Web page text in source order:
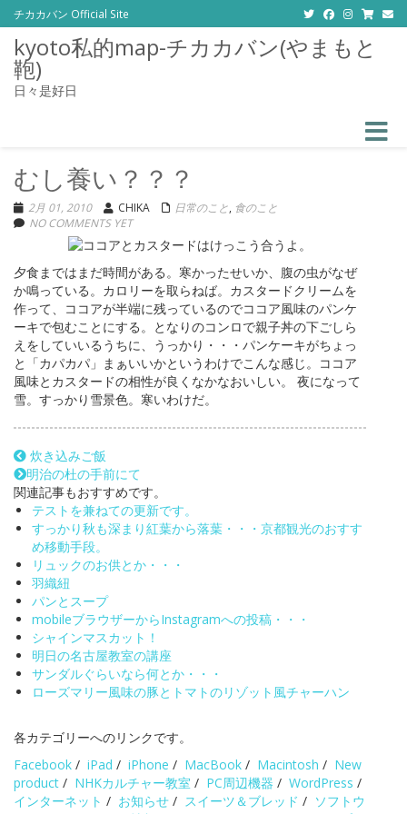
チカカバン Official Site
kyoto私的map-チカカバン(やまもと
鞄)
日々是好日
むし養い？？？
2月 01, 2010 CHIKA 日常のこと, 食のこと
NO COMMENTS YET
夕食まではまだ時間がある。寒かったせいか、腹の虫がなぜ
か鳴っている。カロリーを取らねば。カスタードクリームを
作って、ココアが半端に残っているのでココア風味のパンケ
ーキで包むことにする。となりのコンロで親子丼の下ごしら
えをしていいるうちに、うっかり・・・パンケーキがちょっ
と「カパカパ」まぁいいかというわけでこんな感じ。ココア
風味とカスタードの相性が良くなかなおいしい。 夜になって
雪。すっかり雪景色。寒いわけだ。
炊き込みご飯
明治の杜の手前にて
関連記事もおすすめです。
テストを兼ねての更新です。
すっかり秋も深まり紅葉から落葉・・・京都観光のおすす
め移動手段。
リュックのお供とか・・・
羽織紐
パンとスープ
mobileブラウザーからInstagramへの投稿・・・
シャインマスカット！
明日の名古屋教室の講座
サンダルぐらいなら何とか・・・
ローズマリー風味の豚とトマトのリゾット風チャーハン
各カテゴリーへのリンクです。
Facebook / iPad / iPhone / MacBook / Macintosh / New
product / NHKカルチャー教室 / PC周辺機器 / WordPress /
インターネット / お知らせ / スイーツ＆ブレッド / ソフトウ